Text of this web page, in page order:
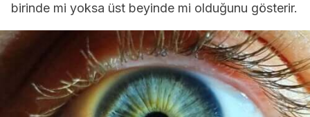
birinde mi yoksa üst beyinde mi olduğunu gösterir.